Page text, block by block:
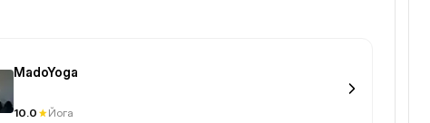
MadoYoga
10.0 Йога